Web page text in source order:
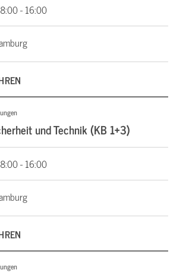
- 16:00
und Technik (KB 1+3)
- 16:00